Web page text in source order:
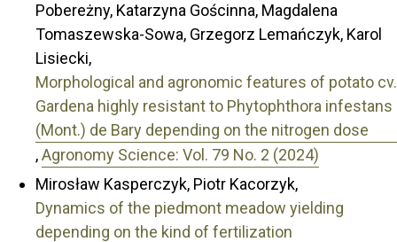
Pobereżny, Katarzyna Gościnna, Magdalena
Tomaszewska-Sowa, Grzegorz Lemańczyk, Karol
Lisiecki,
Morphological and agronomic features of potato cv.
Gardena highly resistant to Phytophthora infestans
(Mont.) de Bary depending on the nitrogen dose
,Agronomy Science: Vol. 79 No. 2 (2024)
Mirosław Kasperczyk, Piotr Kacorzyk,
Dynamics of the piedmont meadow yielding
depending on the kind of fertilization